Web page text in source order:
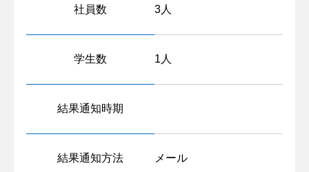
社員数 3人
学生数 1人
結果通知時期
結果通知方法 メール